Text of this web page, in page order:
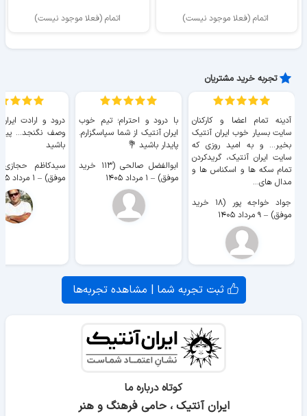
اتمام (فعلا موجود نیست) اتمام (فعلا موجود نیست)
تجربه خرید مشتریان
آدینه تمام اعضا و کارکنان
سایت بسیار خوب ايران آنتیک
بخیر... و به امید روزی که
سایت ايران آنتیک، گریدکردن
تمام سکه ها و اسکناس ها و
مدال های...
جواد خواجه پور (۱۸ خرید
موفق) – ۹ مرداد ۱۴۰۵
با درود و احترام؛ تیم خوب
ایران آنتیک از شما سپاسگزارم.
پایدار باشید 💐
ابوالفضل صالحی (۱۱۳ خرید
موفق) – ۱ مرداد ۱۴۰۵
درود و ارادت
وصف نگنجد...
باشید
موفق) – ۱ مرداد ۱۴۰۵
ثبت تجربه شما | مشاهده تجربه‌ها
کوتاه درباره ما
ایران آنتیک ، حامی فرهنگ و هنر